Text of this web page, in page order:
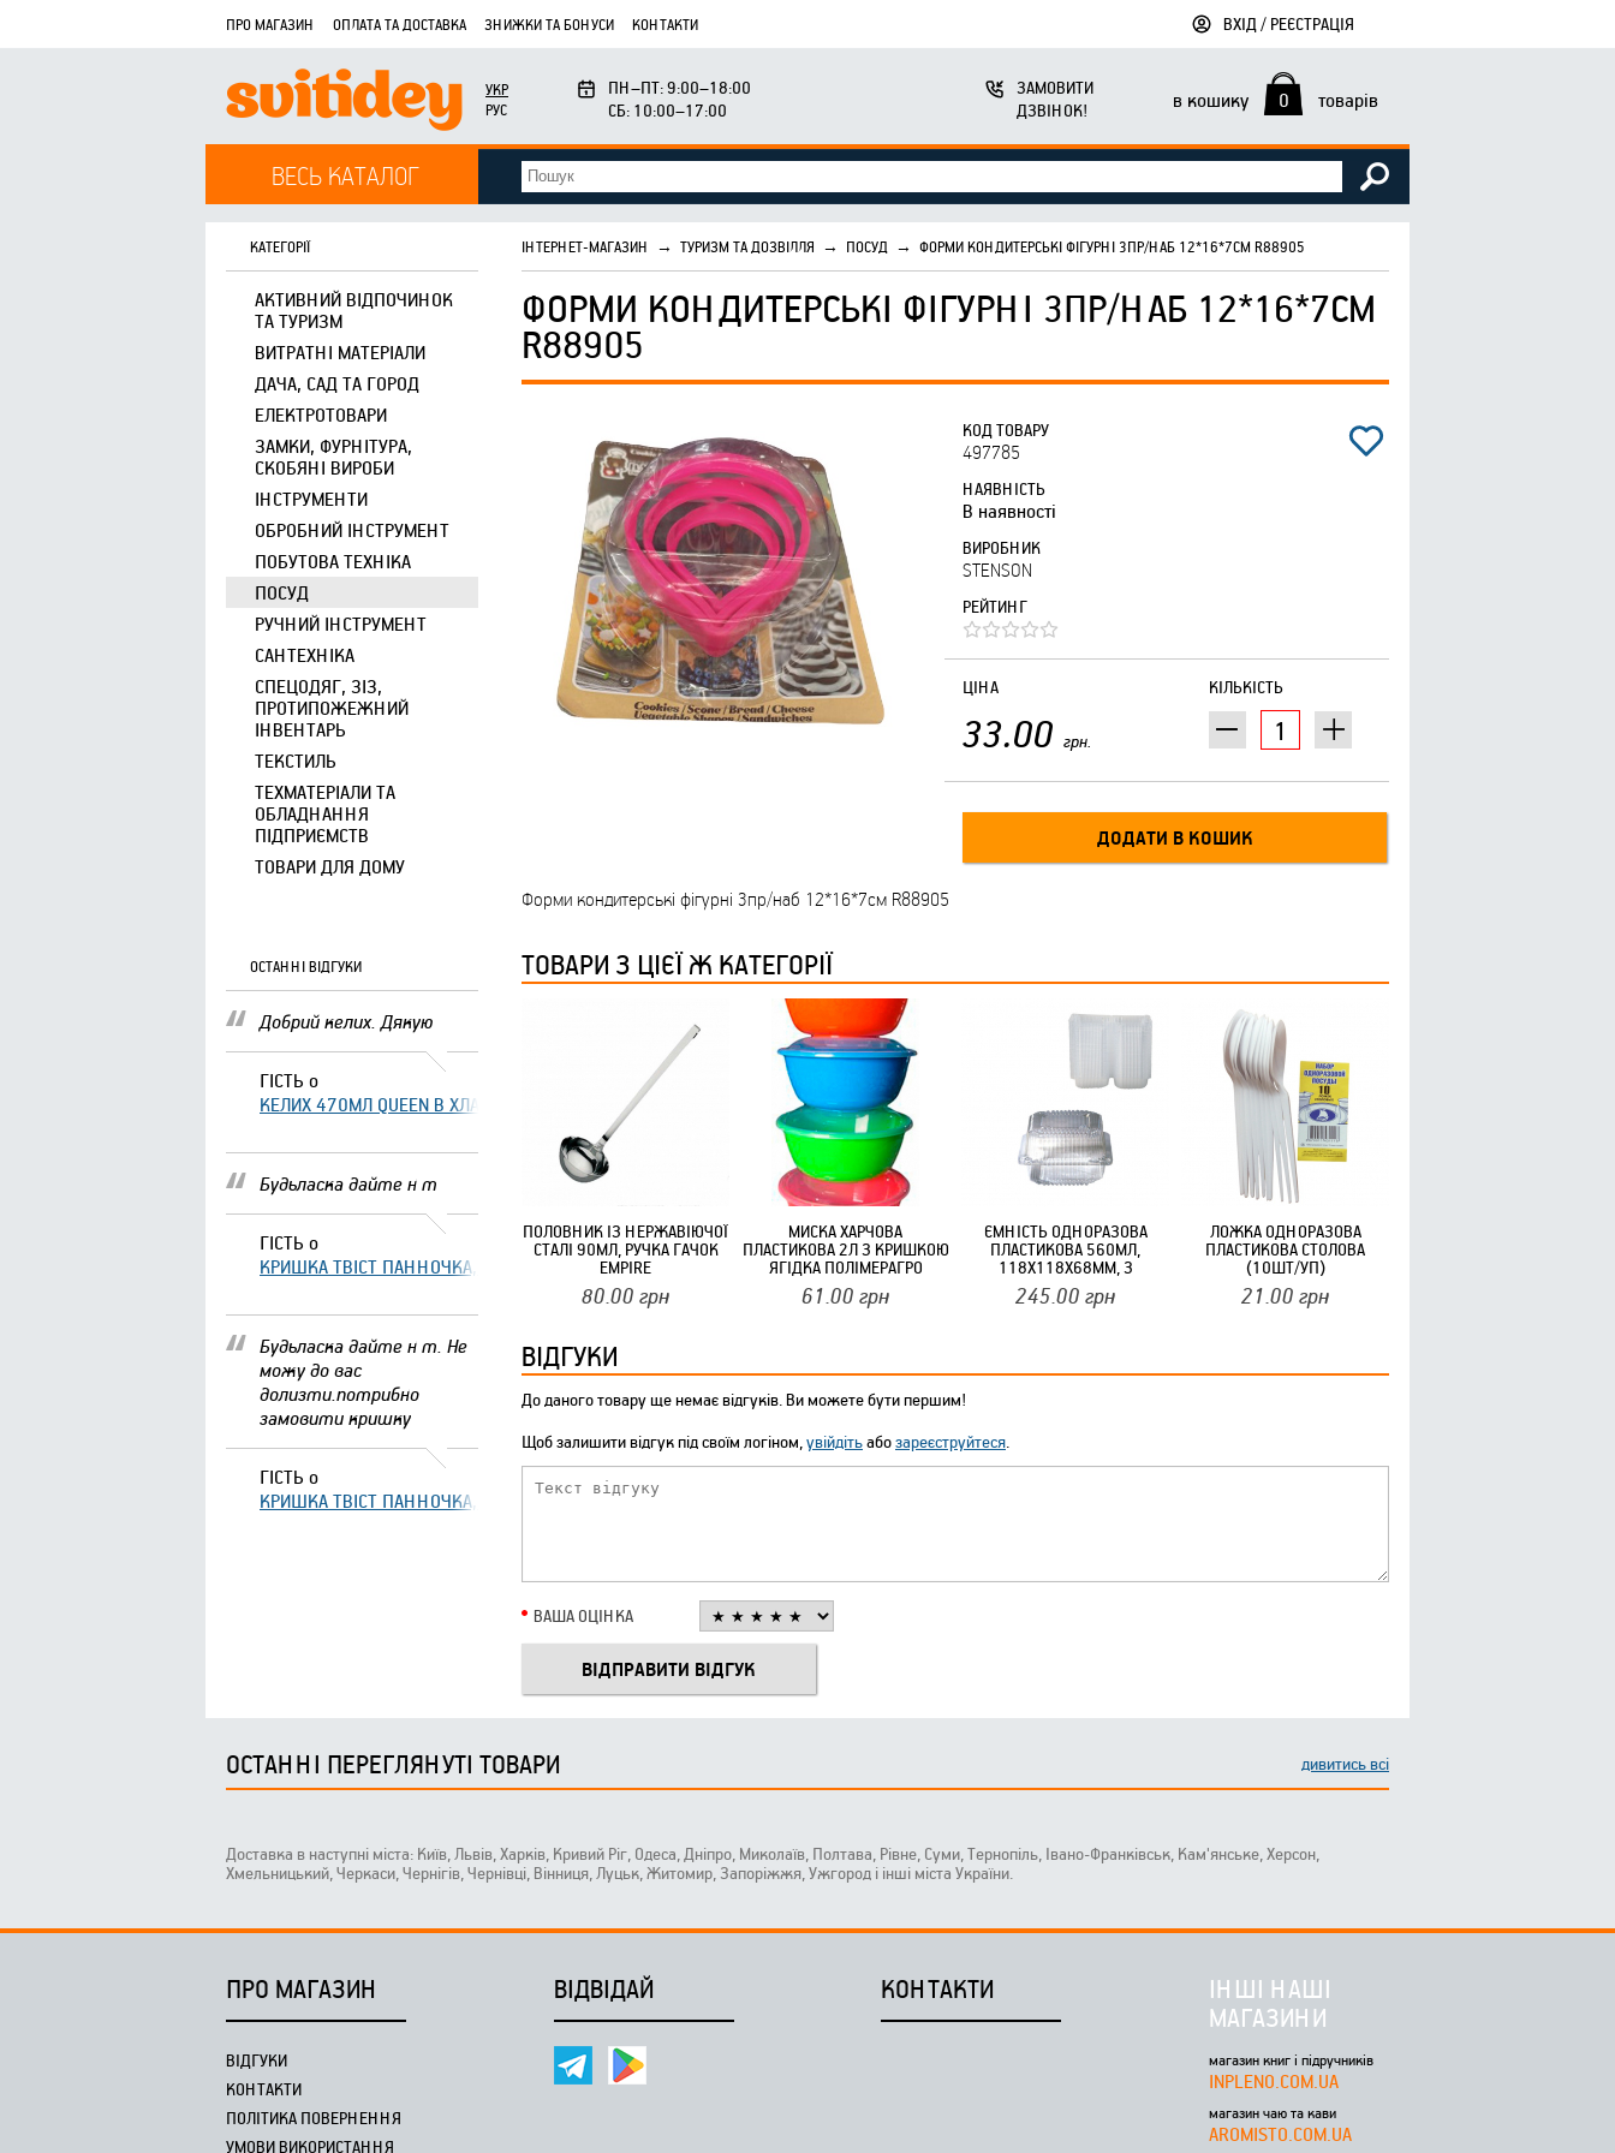
ПРО МАГАЗИН ОПЛАТА ТА ДОСТАВКА ЗНИЖКИ ТА БОНУСИ КОНТАКТИ ВХІД / РЕЄСТРАЦІЯ
УКР
РУС
ПН–ПТ: 9:00–18:00
СБ: 10:00–17:00
ЗАМОВИТИ
ДЗВІНОК!
в кошику 0 товарів
ВЕСЬ КАТАЛОГ
КАТЕГОРІЇ
АКТИВНИЙ ВІДПОЧИНОК
ТА ТУРИЗМ
ВИТРАТНІ МАТЕРІАЛИ
ДАЧА, САД ТА ГОРОД
ЕЛЕКТРОТОВАРИ
ЗАМКИ, ФУРНІТУРА,
СКОБЯНІ ВИРОБИ
ІНСТРУМЕНТИ
ОБРОБНИЙ ІНСТРУМЕНТ
ПОБУТОВА ТЕХНІКА
ПОСУД
РУЧНИЙ ІНСТРУМЕНТ
САНТЕХНІКА
СПЕЦОДЯГ, ЗІЗ,
ПРОТИПОЖЕЖНИЙ
ІНВЕНТАРЬ
ТЕКСТИЛЬ
ТЕХМАТЕРІАЛИ ТА
ОБЛАДНАННЯ
ПІДПРИЄМСТВ
ТОВАРИ ДЛЯ ДОМУ
ОСТАННІ ВІДГУКИ
Добрий келих. Дякую
ГІСТЬ о
КЕЛИХ 470МЛ QUEEN В ХЛАМІНГО ТМ FARGLASS
Будьласка дайте н т
ГІСТЬ о
КРИШКА ТВІСТ ПАННОЧКА, ЩО ЗАКРУЧУЄТЬСЯ КОТИКИ (20ШТ/УП) ОФФ 82 ПАННОЧКА
Будьласка дайте н т. Не
можу до вас
долизти.потрибно
замовити кришку
ГІСТЬ о
КРИШКА ТВІСТ ПАННОЧКА, ЩО ЗАКРУЧУЄТЬСЯ КОТИКИ (20ШТ/УП) ОФФ 82 ПАННОЧКА
ІНТЕРНЕТ-МАГАЗИН → ТУРИЗМ ТА ДОЗВІЛЛЯ → ПОСУД → ФОРМИ КОНДИТЕРСЬКІ ФІГУРНІ 3ПР/НАБ 12*16*7СМ R88905
ФОРМИ КОНДИТЕРСЬКІ ФІГУРНІ 3ПР/НАБ 12*16*7СМ
R88905
КОД ТОВАРУ
497785
НАЯВНІСТЬ
В наявності
ВИРОБНИК
STENSON
РЕЙТИНГ
КІЛЬКІСТЬ
ЦІНА
33.00 грн.
Форми кондитерські фігурні 3пр/наб 12*16*7см R88905
ТОВАРИ З ЦІЄЇ Ж КАТЕГОРІЇ
ПОЛОВНИК ІЗ НЕРЖАВІЮЧОЇ
СТАЛІ 90МЛ, РУЧКА ГАЧОК
EMPIRE
80.00 грн
МИСКА ХАРЧОВА
ПЛАСТИКОВА 2Л З КРИШКОЮ
ЯГІДКА ПОЛІМЕРАГРО
61.00 грн
ЄМНІСТЬ ОДНОРАЗОВА
ПЛАСТИКОВА 560МЛ,
118Х118Х68ММ, З
КРИШКОЮ (50ШТ/УП)
245.00 грн
ЛОЖКА ОДНОРАЗОВА
ПЛАСТИКОВА СТОЛОВА
(10ШТ/УП)
21.00 грн
ВІДГУКИ
До даного товару ще немає відгуків. Ви можете бути першим!
Щоб залишити відгук під своїм логіном,увійдітьабозареєструйтеся.
ВАША ОЦІНКА
ОСТАННІ ПЕРЕГЛЯНУТІ ТОВАРИ дивитись всі
Доставка в наступні міста: Київ, Львів, Харків, Кривий Ріг, Одеса, Дніпро, Миколаїв, Полтава, Рівне, Суми, Тернопіль, Івано-Франківськ, Кам'янське, Херсон,
Хмельницький, Черкаси, Чернігів, Чернівці, Вінниця, Луцьк, Житомир, Запоріжжя, Ужгород і інші міста України.
ПРО МАГАЗИН
ВІДГУКИ
КОНТАКТИ
ПОЛІТИКА ПОВЕРНЕННЯ
УМОВИ ВИКОРИСТАННЯ
ВІДВІДАЙ КОНТАКТИ
ІНШІ НАШІ
МАГАЗИНИ
магазин книг і підручників
INPLENO.COM.UA
магазин чаю та кави
AROMISTO.COM.UA